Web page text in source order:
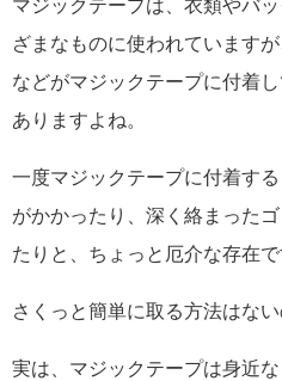
マジックテープは、衣類やバ
ざまなものに使われています
などがマジックテープに付着
ありますよね。
一度マジックテープに付着す
がかかったり、深く絡まった
たりと、ちょっと厄介な存在で
さくっと簡単に取る方法はな
実は、マジックテープは身近